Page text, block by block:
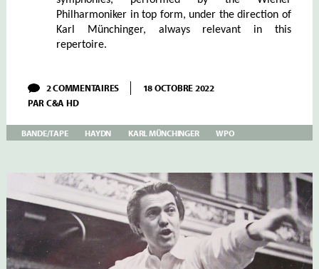
Philharmoniker in top form, under the direction of
Karl Münchinger, always relevant in this
repertoire.
2 COMMENTAIRES SUR
MÜNCHINGER
HAYDN:
&
N°100
WPO
18 OCTOBRE 2022
PAR C&A HD
BANDE/TAPE HAYDN KARL MÜNCHINGER WPO